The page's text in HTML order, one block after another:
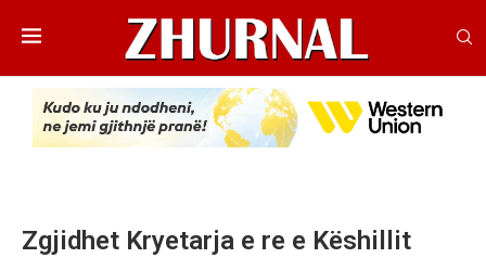
Zgjidhet Kryetarja e re e Këshillit